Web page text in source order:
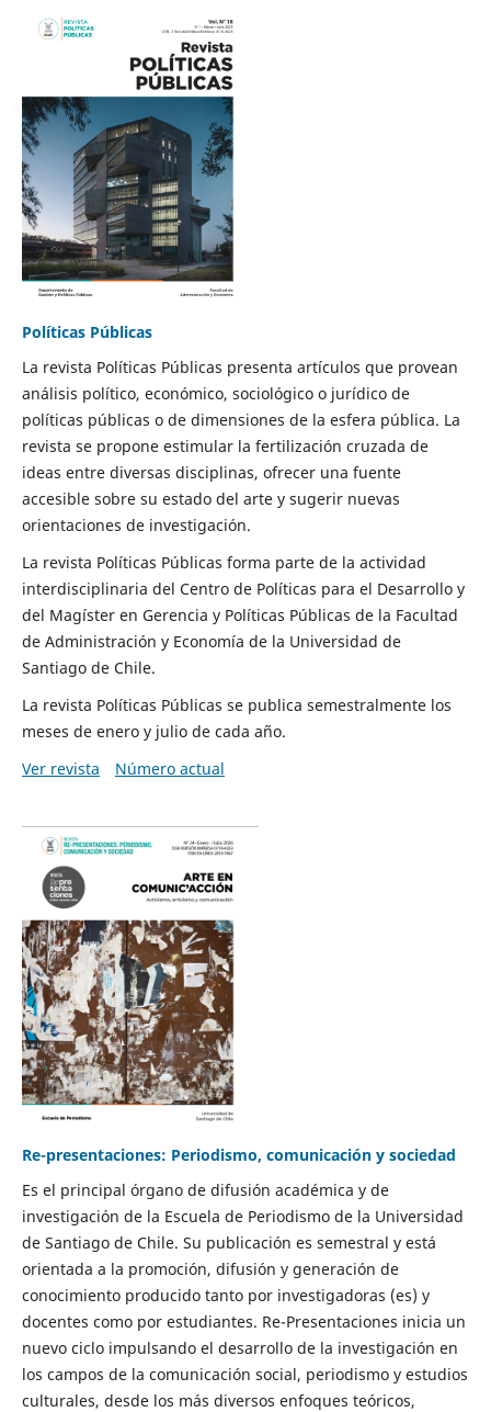
Políticas Públicas
La revista Políticas Públicas presenta artículos que provean
análisis político, económico, sociológico o jurídico de
políticas públicas o de dimensiones de la esfera pública. La
revista se propone estimular la fertilización cruzada de
ideas entre diversas disciplinas, ofrecer una fuente
accesible sobre su estado del arte y sugerir nuevas
orientaciones de investigación.
La revista Políticas Públicas forma parte de la actividad
interdisciplinaria del Centro de Políticas para el Desarrollo y
del Magíster en Gerencia y Políticas Públicas de la Facultad
de Administración y Economía de la Universidad de
Santiago de Chile.
La revista Políticas Públicas se publica semestralmente los
meses de enero y julio de cada año.
Ver revista
Número actual
Re-presentaciones: Periodismo, comunicación y sociedad
Es el principal órgano de difusión académica y de
investigación de la Escuela de Periodismo de la Universidad
de Santiago de Chile. Su publicación es semestral y está
orientada a la promoción, difusión y generación de
conocimiento producido tanto por investigadoras (es) y
docentes como por estudiantes. Re-Presentaciones inicia un
nuevo ciclo impulsando el desarrollo de la investigación en
los campos de la comunicación social, periodismo y estudios
culturales, desde los más diversos enfoques teóricos,